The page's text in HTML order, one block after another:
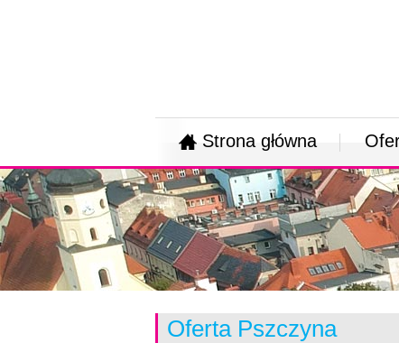
Strona główna
Oferta Pszczyna